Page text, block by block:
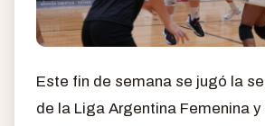
Este fin de semana se jugó la
de la Liga Argentina Femenina y